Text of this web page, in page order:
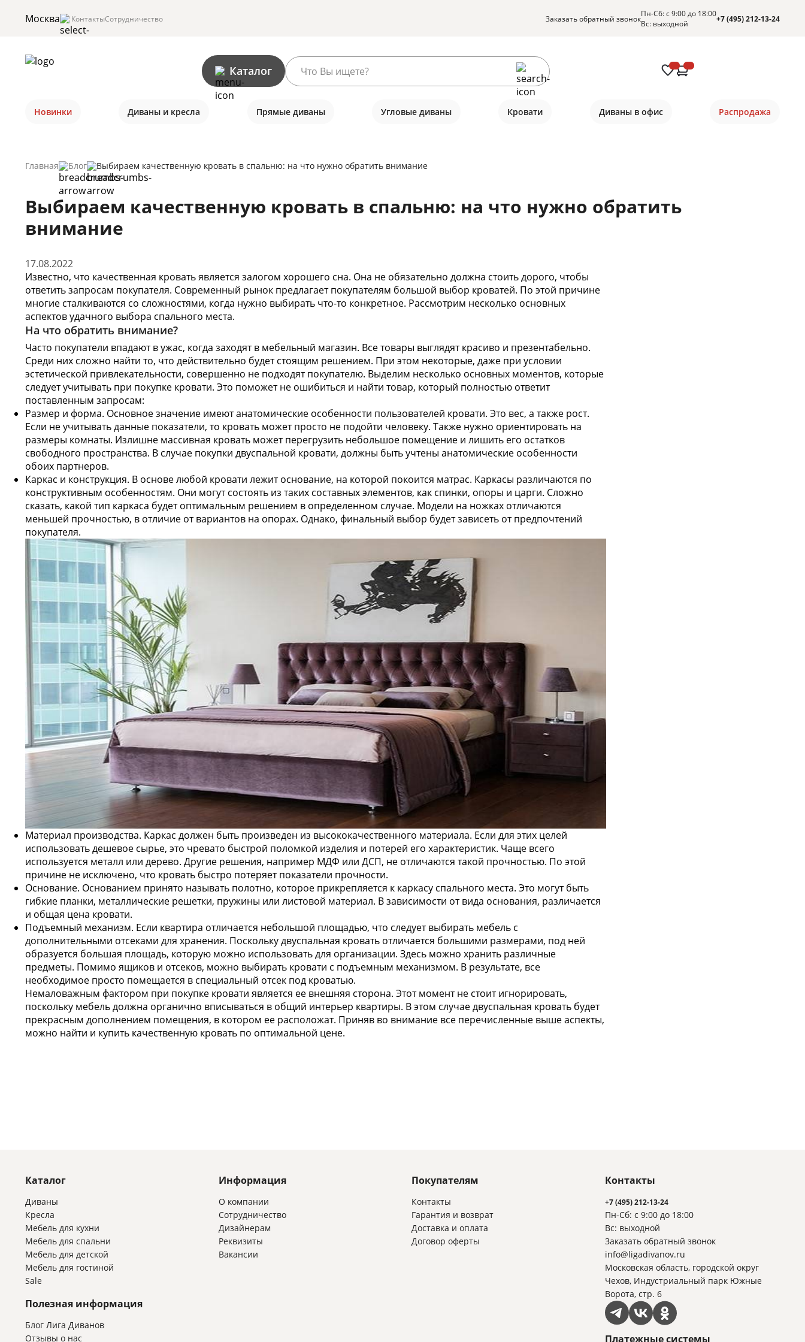
Москва КонтактыСотрудничество Заказать обратный звонокПн-Сб: с 9:00 до 18:00
Вс: выходной
+7 (495) 212-13-24
Каталог
Новинки Диваны и кресла Прямые диваны Угловые диваны Кровати Диваны в офис Распродажа
Главная Блог Выбираем качественную кровать в спальню: на что нужно обратить внимание
Выбираем качественную кровать в спальню: на что нужно обратить
внимание
17.08.2022
Известно, что качественная кровать является залогом хорошего сна. Она не обязательно должна стоить дорого, чтобы
ответить запросам покупателя. Современный рынок предлагает покупателям большой выбор кроватей. По этой причине
многие сталкиваются со сложностями, когда нужно выбирать что-то конкретное. Рассмотрим несколько основных
аспектов удачного выбора спального места.
На что обратить внимание?
Часто покупатели впадают в ужас, когда заходят в мебельный магазин. Все товары выглядят красиво и презентабельно.
Среди них сложно найти то, что действительно будет стоящим решением. При этом некоторые, даже при условии
эстетической привлекательности, совершенно не подходят покупателю. Выделим несколько основных моментов, которые
следует учитывать при покупке кровати. Это поможет не ошибиться и найти товар, который полностью ответит
поставленным запросам:
Размер и форма. Основное значение имеют анатомические особенности пользователей кровати. Это вес, а также рост.
Если не учитывать данные показатели, то кровать может просто не подойти человеку. Также нужно ориентировать на
размеры комнаты. Излишне массивная кровать может перегрузить небольшое помещение и лишить его остатков
свободного пространства. В случае покупки двуспальной кровати, должны быть учтены анатомические особенности
обоих партнеров.
Каркас и конструкция. В основе любой кровати лежит основание, на которой покоится матрас. Каркасы различаются по
конструктивным особенностям. Они могут состоять из таких составных элементов, как спинки, опоры и царги. Сложно
сказать, какой тип каркаса будет оптимальным решением в определенном случае. Модели на ножках отличаются
меньшей прочностью, в отличие от вариантов на опорах. Однако, финальный выбор будет зависеть от предпочтений
покупателя.
Материал производства. Каркас должен быть произведен из высококачественного материала. Если для этих целей
использовать дешевое сырье, это чревато быстрой поломкой изделия и потерей его характеристик. Чаще всего
используется металл или дерево. Другие решения, например МДФ или ДСП, не отличаются такой прочностью. По этой
причине не исключено, что кровать быстро потеряет показатели прочности.
Основание. Основанием принято называть полотно, которое прикрепляется к каркасу спального места. Это могут быть
гибкие планки, металлические решетки, пружины или листовой материал. В зависимости от вида основания, различается
и общая цена кровати.
Подъемный механизм. Если квартира отличается небольшой площадью, что следует выбирать мебель с
дополнительными отсеками для хранения. Поскольку двуспальная кровать отличается большими размерами, под ней
образуется большая площадь, которую можно использовать для организации. Здесь можно хранить различные
предметы. Помимо ящиков и отсеков, можно выбирать кровати с подъемным механизмом. В результате, все
необходимое просто помещается в специальный отсек под кроватью.
Немаловажным фактором при покупке кровати является ее внешняя сторона. Этот момент не стоит игнорировать,
поскольку мебель должна органично вписываться в общий интерьер квартиры. В этом случае двуспальная кровать будет
прекрасным дополнением помещения, в котором ее расположат. Приняв во внимание все перечисленные выше аспекты,
можно найти и купить качественную кровать по оптимальной цене.
Каталог
Диваны
Кресла
Мебель для кухни
Мебель для спальни
Мебель для детской
Мебель для гостиной
Sale
Полезная информация
Блог Лига Диванов
Отзывы о нас
Информация
О компании
Сотрудничество
Дизайнерам
Реквизиты
Вакансии
Покупателям
Контакты
Гарантия и возврат
Доставка и оплата
Договор оферты
Контакты
+7 (495) 212-13-24
Пн-Сб: с 9:00 до 18:00
Вс: выходной
Заказать обратный звонок
info@ligadivanov.ru
Московская область, городской округ
Чехов, Индустриальный парк Южные
Ворота, стр. 6
Платежные системы